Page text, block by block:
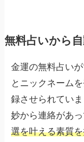
無料占いから
金運の無料占い
とニックネーム
録させられてい
妙から連絡があ
選を叶える素質